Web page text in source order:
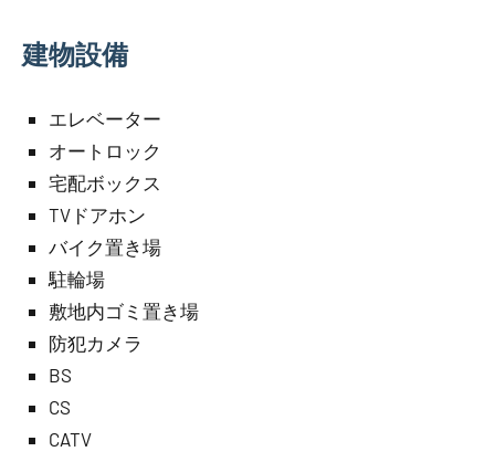
建物設備
エレベーター
オートロック
宅配ボックス
TVドアホン
バイク置き場
駐輪場
敷地内ゴミ置き場
防犯カメラ
BS
CS
CATV